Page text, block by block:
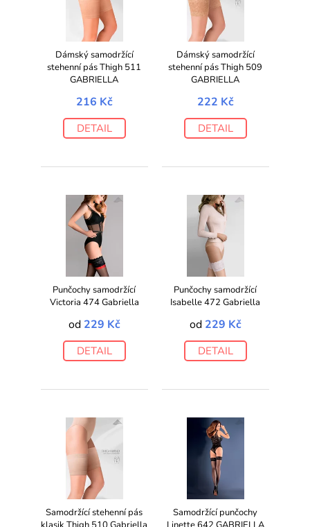
Dámský samodržící
stehenní pás Thigh 511
GABRIELLA
216 Kč
DETAIL
Dámský samodržící
stehenní pás Thigh 509
GABRIELLA
222 Kč
DETAIL
Punčochy samodržící
Victoria 474 Gabriella
od 229 Kč
DETAIL
Punčochy samodržící
Isabelle 472 Gabriella
od 229 Kč
DETAIL
Samodržící stehenní pás
Samodržící punčochy